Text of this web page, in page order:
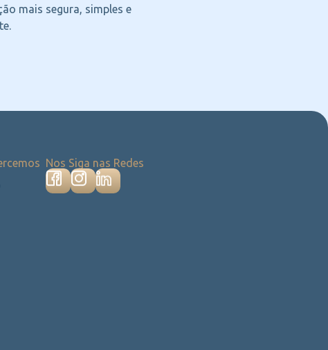
mais segura, simples e
Nos Siga nas Redes